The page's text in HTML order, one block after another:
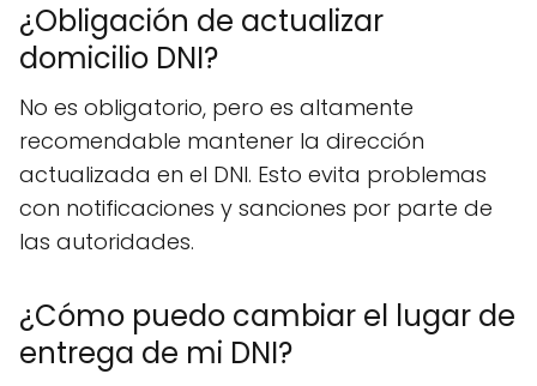
¿Obligación de actualizar
domicilio DNI?
No es obligatorio, pero es altamente
recomendable mantener la dirección
actualizada en el DNI. Esto evita problemas
con notificaciones y sanciones por parte de
las autoridades.
¿Cómo puedo cambiar el lugar de
entrega de mi DNI?